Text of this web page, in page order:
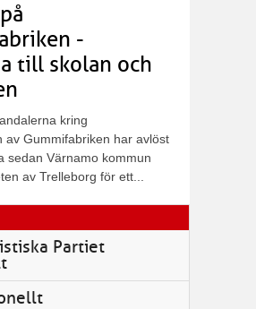
-
till skolan och
kring
av Gummifabriken har avlöst
sedan Värnamo kommun
av Trelleborg för ett...
Partiet